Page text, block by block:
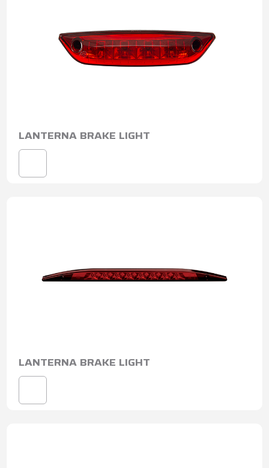
LANTERNA BRAKE LIGHT
LANTERNA BRAKE LIGHT